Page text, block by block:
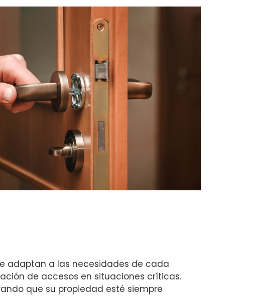
adaptan a las necesidades de cada
de accesos en situaciones críticas.
que su propiedad esté siempre